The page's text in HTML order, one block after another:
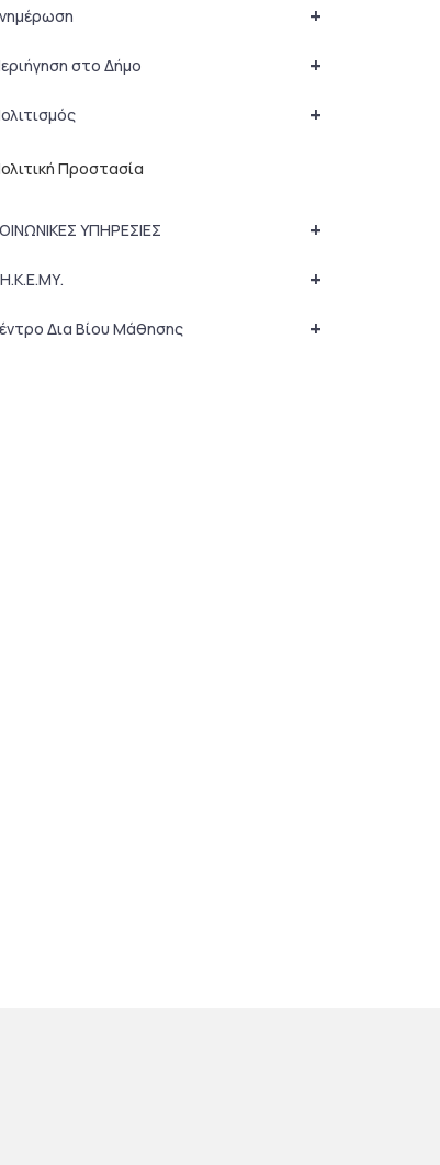
+
+
στο Δήμο
+
Προστασία
+
ΥΠΗΡΕΣΙΕΣ
+
+
Δια Βίου Μάθησης